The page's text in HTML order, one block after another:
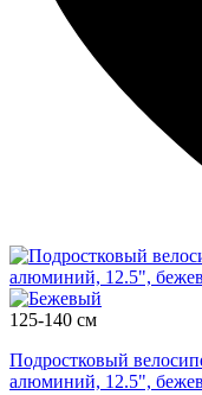
125-140 см
Подростковый
алюминий, 12.5",